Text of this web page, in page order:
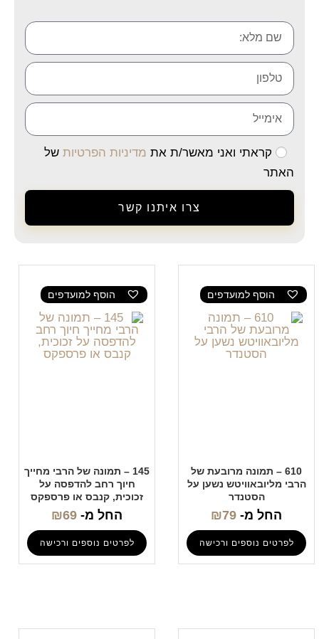
קראתי ואני מאשר/ת את מדיניות הפרטיות של
האתר
צרו איתנו קשר
הוסף למועדפים
610 – תמונה מרובעת של
הרבי מליובאוויטש נשען על
הסטנדר
החל מ- ₪79
לפרטים נוספים ורכישה
הוסף למועדפים
145 – תמונה של הרבי מחייך
חיוך רחב להדפסה על
זכוכית, קנבס או פרספקס
החל מ- ₪69
לפרטים נוספים ורכישה